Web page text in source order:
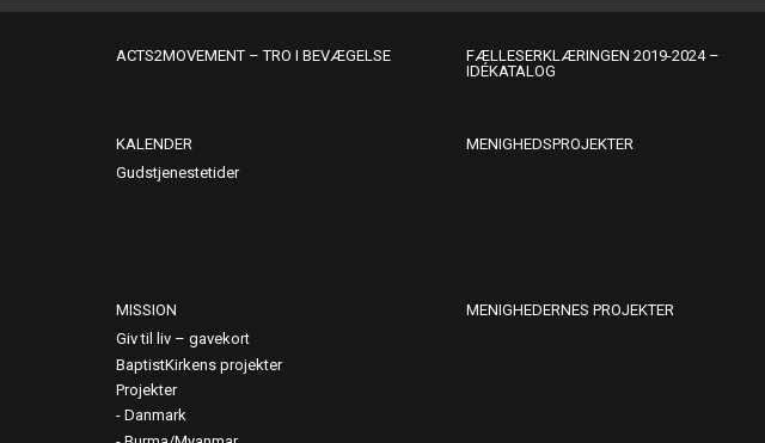
ACTS2MOVEMENT – TRO I BEVÆGELSE
FÆLLESERKLÆRINGEN 2019-2024 –
IDÉKATALOG
KALENDER
Gudstjenestetider
MENIGHEDSPROJEKTER
MISSION
Giv til liv – gavekort
BaptistKirkens projekter
Projekter
Danmark
MENIGHEDERNES PROJEKTER